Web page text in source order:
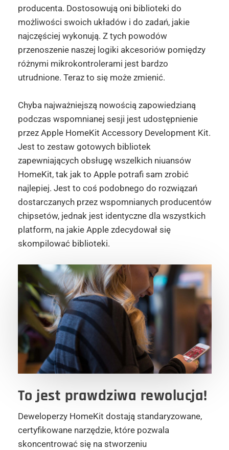
producenta. Dostosowują oni biblioteki do
możliwości swoich układów i do zadań, jakie
najczęściej wykonują. Z tych powodów
przenoszenie naszej logiki akcesoriów pomiędzy
różnymi mikrokontrolerami jest bardzo
utrudnione. Teraz to się może zmienić.
Chyba najważniejszą nowością zapowiedzianą
podczas wspomnianej sesji jest udostępnienie
przez Apple HomeKit Accessory Development Kit.
Jest to zestaw gotowych bibliotek
zapewniających obsługę wszelkich niuansów
HomeKit, tak jak to Apple potrafi sam zrobić
najlepiej. Jest to coś podobnego do rozwiązań
dostarczanych przez wspomnianych producentów
chipsetów, jednak jest identyczne dla wszystkich
platform, na jakie Apple zdecydował się
skompilować biblioteki.
To jest prawdziwa rewolucja!
Deweloperzy HomeKit dostają standaryzowane,
certyfikowane narzędzie, które pozwala
skoncentrować się na stworzeniu